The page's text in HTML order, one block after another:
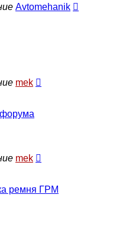
Avtomehanik
mek
форума
mek
ремня ГРМ